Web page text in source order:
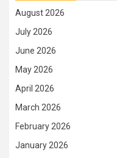
August 2026
July 2026
June 2026
May 2026
April 2026
March 2026
February 2026
January 2026